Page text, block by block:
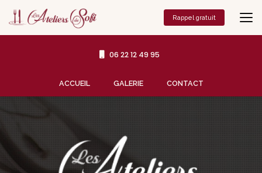
contenu
principal
06 22 12 49 95
ACCUEIL GALERIE CONTACT
Rappel gratuit